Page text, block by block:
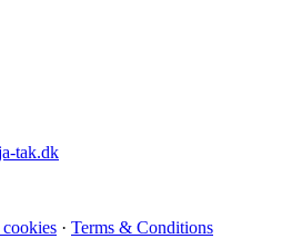
tak.dk
· Terms & Conditions